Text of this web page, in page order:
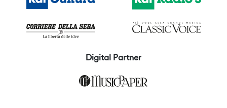
Digital Partner